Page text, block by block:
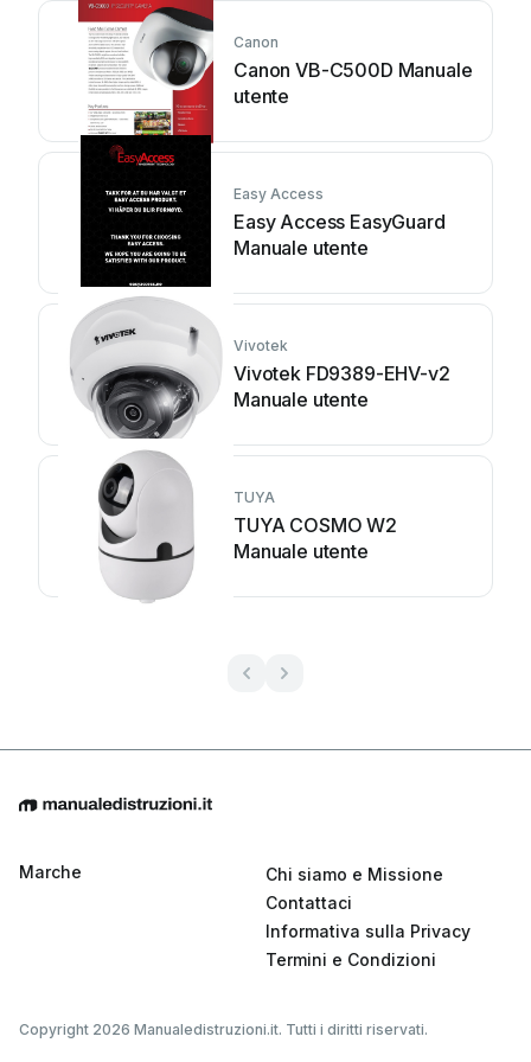
Canon
Canon VB-C500D Manuale
utente
Easy Access
Easy Access EasyGuard
Manuale utente
Vivotek
Vivotek FD9389-EHV-v2
Manuale utente
TUYA
TUYA COSMO W2
Manuale utente
Marche
Chi siamo e Missione
Contattaci
Informativa sulla Privacy
Termini e Condizioni
Copyright 2026 Manualedistruzioni.it. Tutti i diritti riservati.